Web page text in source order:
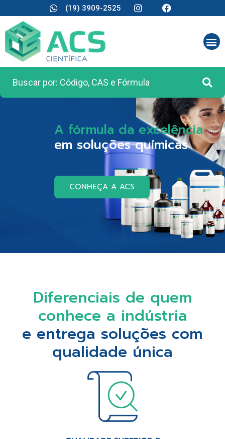
(19) 3909-2525
A fórmula da excelência
em soluções químicas
CONHEÇA A ACS
Diferenciais de quem
conhece a indústria
e entrega soluções com
qualidade única